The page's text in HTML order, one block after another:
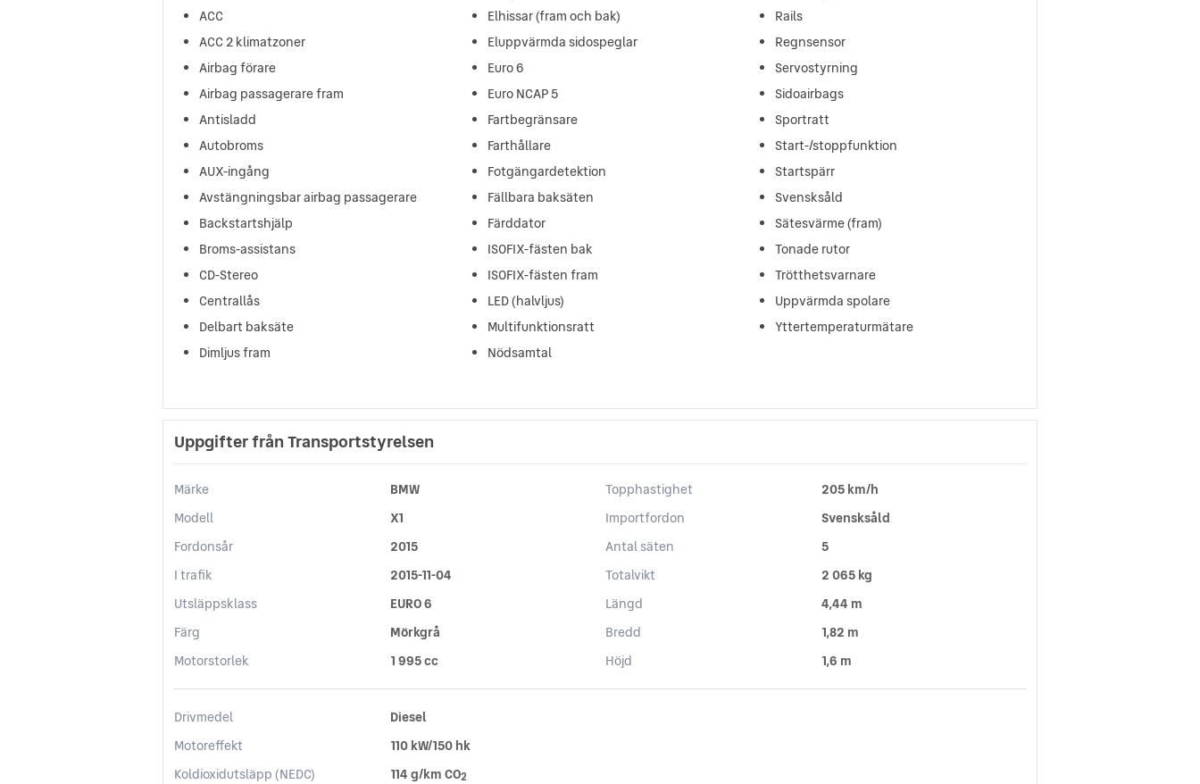
ACC
ACC 2 klimatzoner
Airbag förare
Airbag passagerare fram
Antisladd
Autobroms
AUX-ingång
Avstängningsbar airbag passagerare
Backstartshjälp
Broms-assistans
CD-Stereo
Centrallås
Delbart baksäte
Dimljus fram
Elhissar (fram och bak)
Eluppvärmda sidospeglar
Euro 6
Euro NCAP 5
Fartbegränsare
Farthållare
Fotgängardetektion
Fällbara baksäten
Färddator
ISOFIX-fästen bak
ISOFIX-fästen fram
LED (halvljus)
Multifunktionsratt
Nödsamtal
Rails
Regnsensor
Servostyrning
Sidoairbags
Sportratt
Start-/stoppfunktion
Startspärr
Svensksåld
Sätesvärme (fram)
Tonade rutor
Trötthetsvarnare
Uppvärmda spolare
Yttertemperaturmätare
Uppgifter från Transportstyrelsen
Märke
BMW
Modell
X1
Fordonsår
2015
I trafik
2015-11-04
Utsläppsklass
EURO 6
Färg
Mörkgrå
Motorstorlek
1 995 cc
Topphastighet
205 km/h
Importfordon
Svensksåld
Antal säten
5
Totalvikt
2 065 kg
Längd
4,44 m
Bredd
1,82 m
Höjd
1,6 m
Drivmedel
Diesel
Motoreffekt
110 kW/150 hk
Koldioxidutsläpp (NEDC)
114 g/km CO2